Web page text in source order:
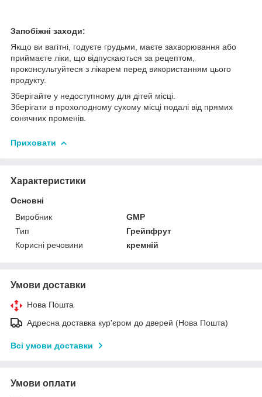
Запобіжні заходи:
Якщо ви вагітні, годуєте грудьми, маєте захворювання або
приймаєте ліки, що відпускаються за рецептом,
проконсультуйтеся з лікарем перед використанням цього
продукту.
Зберігайте у недоступному для дітей місці.
Зберігати в прохолодному сухому місці подалі від прямих
сонячних променів.
Приховати
Характеристики
Основні
Виробник
GMP
Тип
Грейпфрут
Корисні речовини
кремній
Умови доставки
Нова Пошта
Адресна доставка кур'єром до дверей (Нова Пошта)
Всі умови доставки
Умови оплати